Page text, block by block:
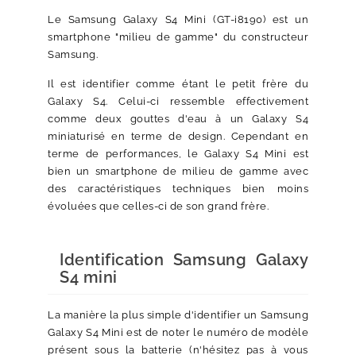
Le Samsung Galaxy S4 Mini (GT-i8190) est un
smartphone "milieu de gamme" du constructeur
Samsung.
Il est identifier comme étant le petit frère du
Galaxy S4. Celui-ci ressemble effectivement
comme deux gouttes d'eau à un Galaxy S4
miniaturisé en terme de design. Cependant en
terme de performances, le Galaxy S4 Mini est
bien un smartphone de milieu de gamme avec
des caractéristiques techniques bien moins
évoluées que celles-ci de son grand frère.
Identification Samsung Galaxy
S4 mini
La manière la plus simple d'identifier un Samsung
Galaxy S4 Mini est de noter le numéro de modèle
présent sous la batterie (n'hésitez pas à vous